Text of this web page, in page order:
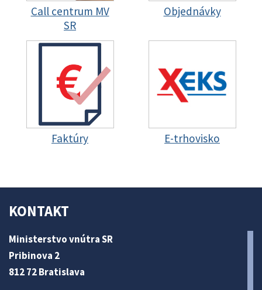
Call centrum MV
SR
Objednávky
Faktúry E-trhovisko
KONTAKT
Ministerstvo vnútra SR
Pribinova 2
812 72 Bratislava